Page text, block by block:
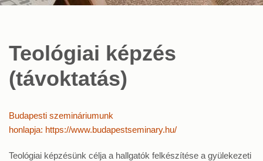
Teológiai képzés
(távoktatás)
Budapesti szemináriumunk
honlapja: https://www.budapestseminary.hu/
Teológiai képzésünk célja a hallgatók felkészítése a gyülekezeti